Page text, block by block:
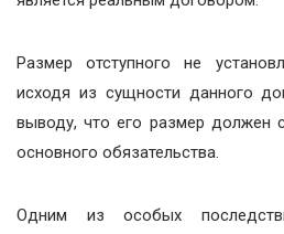
Размер отступного не
исходя из сущности данного
выводу, что его размер должен
основного обязательства.
Одним из особых